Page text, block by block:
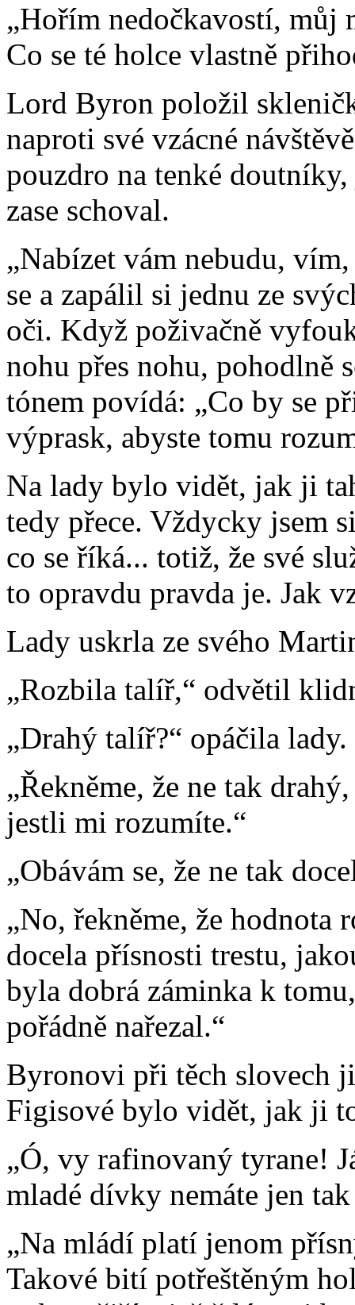
„Hořím nedočkavostí, můj
Co se té holce vlastně
Lord Byron položil
naproti své vzácné
pouzdro na tenké
zase schoval.
„Nabízet vám nebudu,
se a zapálil si jednu ze
oči. Když poživačně
nohu přes nohu, pohodlně
tónem povídá: „Co by se
výprask, abyste tomu
Na lady bylo vidět, jak ji
tedy přece. Vždycky jsem
co se říká... totiž, že své
to opravdu pravda je. Jak
Lady uskrla ze svého
„Rozbila talíř,“ odvětil
„Drahý talíř?“ opáčila lady.
„Řekněme, že ne tak
jestli mi rozumíte.“
„Obávám se, že ne tak
„No, řekněme, že hodnota
docela přísnosti trestu,
byla dobrá záminka k
pořádně nařezal.“
Byronovi při těch slovech
Figisové bylo vidět, jak ji
„Ó, vy rafinovaný tyrane!
mladé dívky nemáte jen
„Na mládí platí jenom
Takové bití potřeštěným